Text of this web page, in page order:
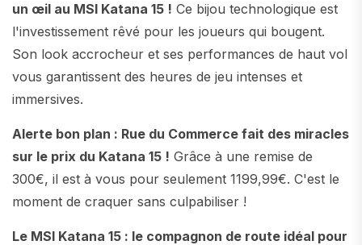
un œil au MSI Katana 15 ! Ce bijou technologique est
l'investissement rêvé pour les joueurs qui bougent.
Son look accrocheur et ses performances de haut vol
vous garantissent des heures de jeu intenses et
immersives.
Alerte bon plan : Rue du Commerce fait des miracles
sur le prix du Katana 15 ! Grâce à une remise de
300€, il est à vous pour seulement 1199,99€. C'est le
moment de craquer sans culpabiliser !
Le MSI Katana 15 : le compagnon de route idéal pour